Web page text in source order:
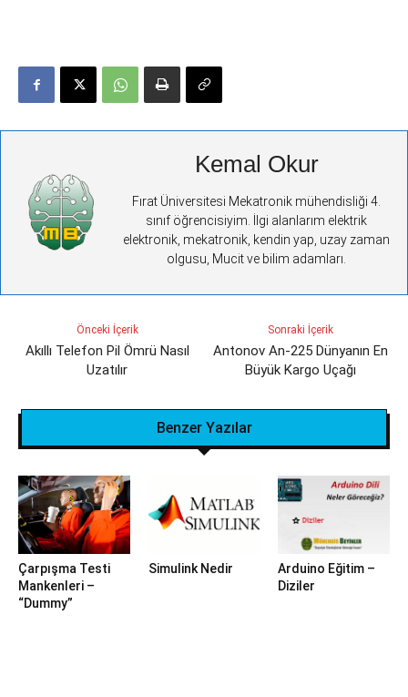
Kemal Okur
Fırat Üniversitesi Mekatronik mühendisliği 4.
sınıf öğrencisiyim. İlgi alanlarım elektrik
elektronik, mekatronik, kendin yap, uzay zaman
olgusu, Mucit ve bilim adamları.
Önceki İçerik
Akıllı Telefon Pil Ömrü Nasıl
Uzatılır
Sonraki İçerik
Antonov An-225 Dünyanın En
Büyük Kargo Uçağı
Benzer Yazılar
Çarpışma Testi
Mankenleri –
“Dummy”
Simulink Nedir
Arduino Eğitim –
Diziler